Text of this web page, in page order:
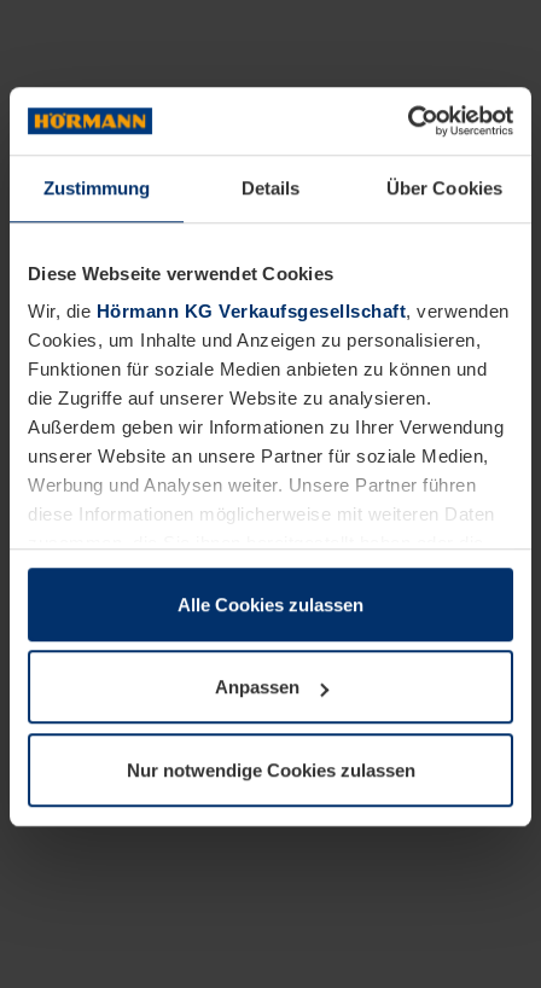
Zustimmung Details Über Cookies
Diese Webseite verwendet Cookies
Wir, die Hörmann KG Verkaufsgesellschaft, verwenden
Cookies, um Inhalte und Anzeigen zu personalisieren,
Funktionen für soziale Medien anbieten zu können und
die Zugriffe auf unserer Website zu analysieren.
Außerdem geben wir Informationen zu Ihrer Verwendung
unserer Website an unsere Partner für soziale Medien,
Werbung und Analysen weiter. Unsere Partner führen
diese Informationen möglicherweise mit weiteren Daten
sie im Rahmen Ihrer Nutzung der Dienste gesammelt
wenn diese für den Betrieb dieser Seite unbedingt
notwendig sind. Für alle anderen Cookie-Typen benötigen
wir Ihre Erlaubnis. Ihre Einwilligung können Sie jederzeit
Datenschutzerklärungunserer Website ändern oder
widerrufen.
Alle Cookies zulassen
Anpassen
Nur notwendige Cookies zulassen